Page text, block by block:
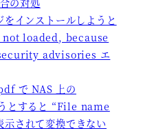
の対処
インストールしようと
not loaded, because
advisories エ
で NAS 上の
とすると “File name
されて変換できない